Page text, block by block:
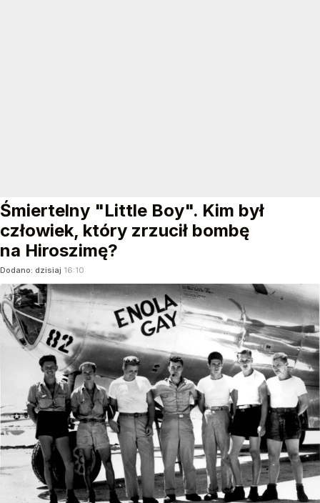
Śmiertelny "Little Boy". Kim był
człowiek, który zrzucił bombę
na Hiroszimę?
Dodano: dzisiaj 16:10